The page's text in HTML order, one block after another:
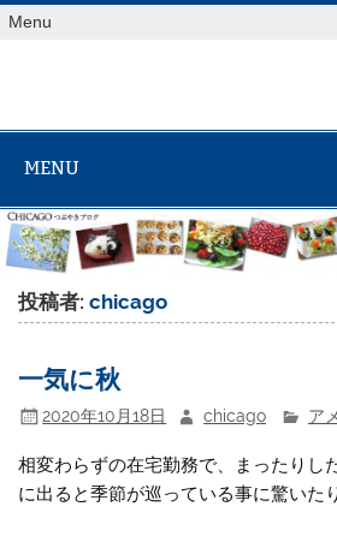
Skip
toMenu
MENU
投稿者:chicago
一気に秋
2020年10月18日 chicago ア
相変わらずの在宅勤務で、まったりし
に出ると季節が巡っている事に驚いた